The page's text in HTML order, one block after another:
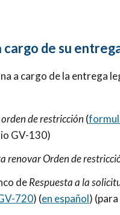
cargo de su
a cargo de la entrega
de restricción (
GV-130)
renovar Orden de
deRespuesta a la
720) (en español)